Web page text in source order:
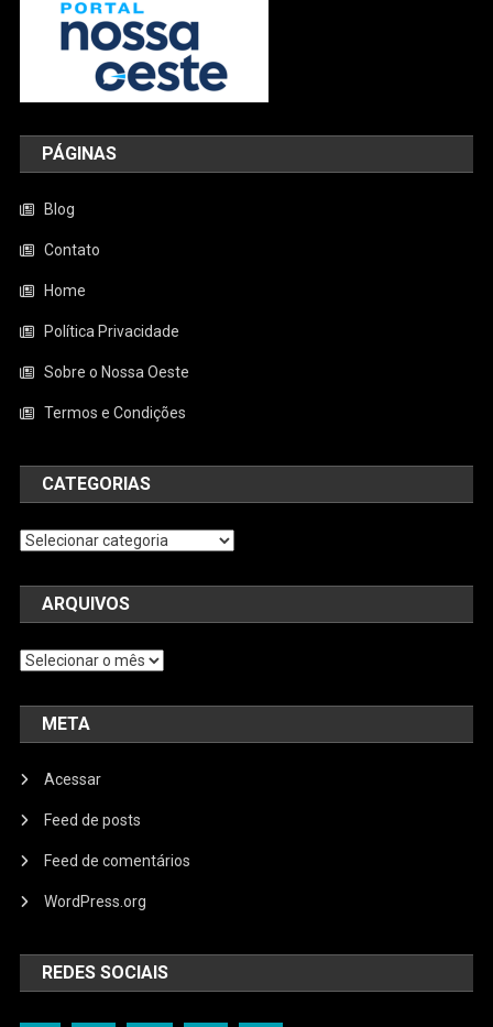
PÁGINAS
Blog
Contato
Home
Política Privacidade
Sobre o Nossa Oeste
Termos e Condições
CATEGORIAS
Categorias
ARQUIVOS
Arquivos
META
Acessar
Feed de posts
Feed de comentários
WordPress.org
REDES SOCIAIS